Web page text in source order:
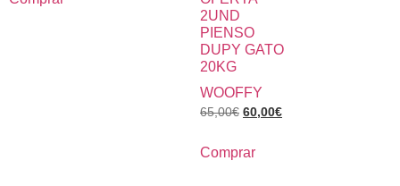
2UND
PIENSO
DUPY GATO
20KG
WOOFFY
65,00€ 60,00€
Comprar